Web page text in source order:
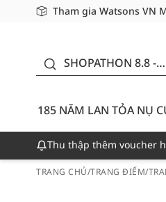
Tham gia Watsons VN
Miễn phí giao hàng cho
Giao hàng nhanh 24h -
SHOPATHON 8.8 -
CƯỜI - GIẢM ĐẾN
50%
185 NĂM LAN TỎA NỤ
Thu thập thêm voucher
TRANG CHỦ/TRANG ĐIỂM/